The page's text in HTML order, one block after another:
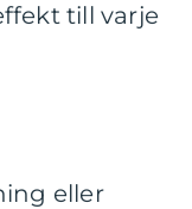
till varje
eller